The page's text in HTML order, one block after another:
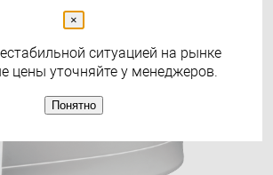
×
ситуацией на рынке
цены уточняйте у менеджеров.
Понятно